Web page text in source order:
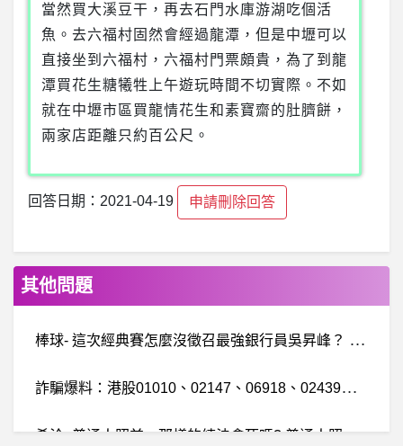
當然買大溪豆干，再去石門水庫游湖吃個活
魚。去六福村固然會經過龍潭，但是中壢可以
直接坐到六福村，六福村門票頗貴，為了到龍
潭買花生糖犧牲上午遊玩時間不切實際。不如
就在中壢市區買龍情花生和素寶齋的肚臍餅，
兩家店距離只約百公尺。
回答日期：2021-04-19 申請刪除回答
其他問題
棒
球- 這次經典賽怎麼沒徵召最強銀行員吳昇峰？ 這次經典賽怎麼沒徵召最強銀行員吳昇峰？
詐
騙爆料：港股01010、02147、06918、02439美股EJH是老詐仙叫買要小心 不要相信他們會很慘！老仙傅脩組、會長余菲組、黑石Jk組、分班組。
希
洽- 普通人照兼一那樣的練法會死嗎? 普通人照兼一那樣的練法會死嗎?